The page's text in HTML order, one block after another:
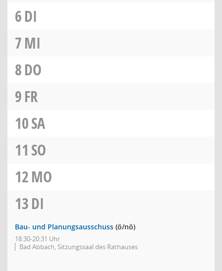
6DI
7MI
8DO
9FR
10SA
11 SO
12MO
13DI
Bau- und Planungsausschuss (ö/nö)
18:30-20:31 Uhr
Bad Abbach, Sitzungssaal des Rathauses